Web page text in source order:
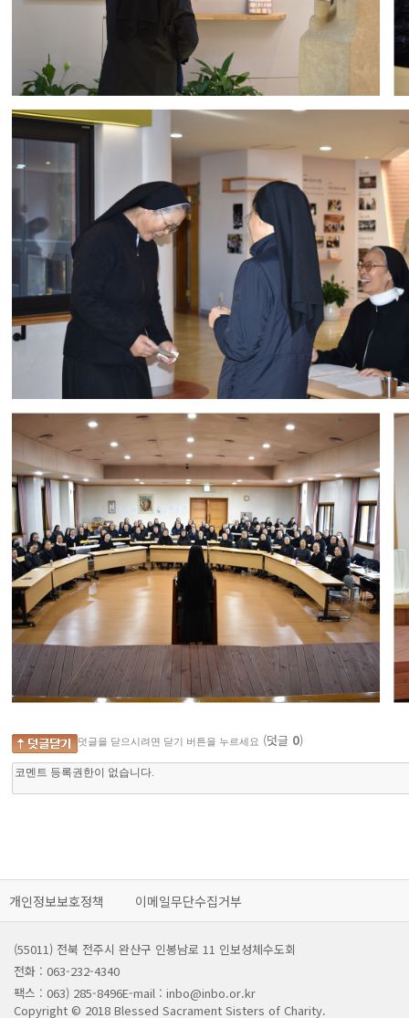
덧글을 닫으시려면 닫기 버튼을 누르세요 (덧글 0)
개인정보보호정책 이메일무단수집거부
(55011) 전북 전주시 완산구 인봉남로 11 인보성체수도회
전화 : 063-232-4340
팩스 : 063) 285-8496E-mail : inbo@inbo.or.kr
Copyright © 2018 Blessed Sacrament Sisters of Charity.